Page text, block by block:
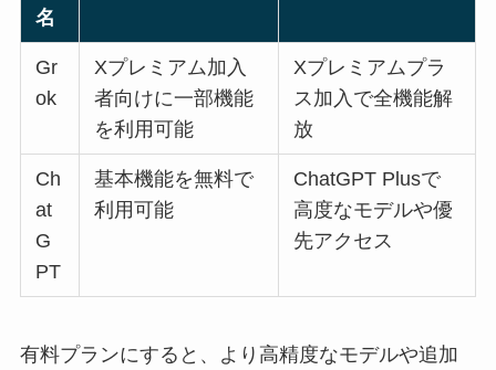
名
Gr
ok
Xプレミアム加入
者向けに一部機能
を利用可能
Xプレミアムプラ
ス加入で全機能解
放
Ch
at
G
PT
基本機能を無料で
利用可能
ChatGPT Plusで
高度なモデルや優
先アクセス
有料プランにすると、より高精度なモデルや追加